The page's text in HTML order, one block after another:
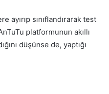
ayırıp sınıflandırarak test
platformunun akıllı
düşünse de, yaptığı